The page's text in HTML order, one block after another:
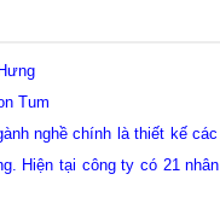
Tum
nghề chính là thiết kế
Hiện tại công ty có 21